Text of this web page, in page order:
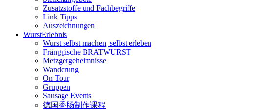
Zusatzstoffe und Fachbegriffe
Link-Tipps
Auszeichnungen
WurstErlebnis
Wurst selbst machen, selbst erleben
Fränggische BRATWURST
Metzgergeheimnisse
Wanderung
On Tour
Gruppen
Sausage Events
德国香肠制作课程